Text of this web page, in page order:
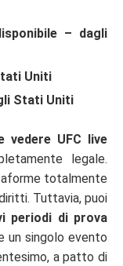
– dagli
Uniti
Stati Uniti
vedere UFC live
legale.
totalmente
Tuttavia, puoi
periodi di prova
un singolo evento
a patto di